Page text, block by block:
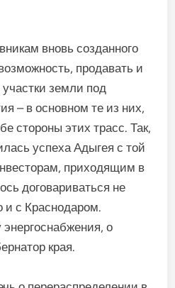
вновь созданного
продавать и
земли под
– в основном те из них,
стороны этих трасс. Так,
успеха Адыгея с той
приходящим в
договариваться не
и с Краснодаром.
о
края.